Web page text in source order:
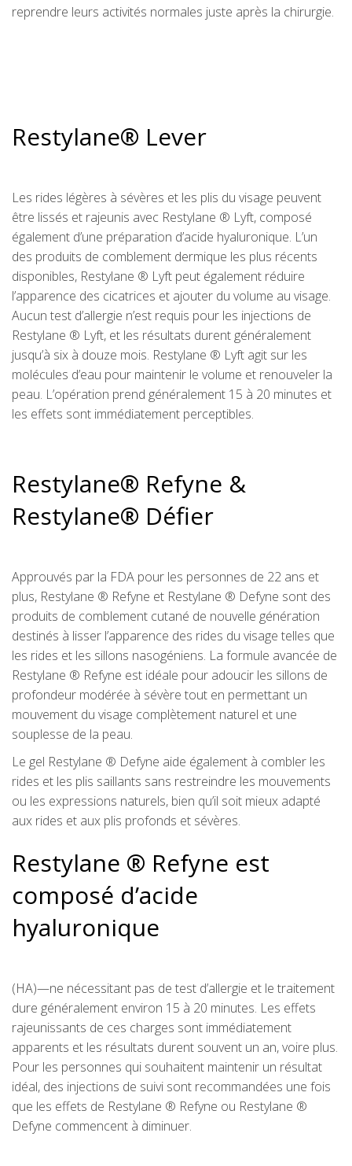
reprendre leurs activités normales juste après la chirurgie.
Restylane® Lever
Les rides légères à sévères et les plis du visage peuvent
être lissés et rajeunis avec Restylane ® Lyft, composé
également d’une préparation d’acide hyaluronique. L’un
des produits de comblement dermique les plus récents
disponibles, Restylane ® Lyft peut également réduire
l’apparence des cicatrices et ajouter du volume au visage.
Aucun test d’allergie n’est requis pour les injections de
Restylane ® Lyft, et les résultats durent généralement
jusqu’à six à douze mois. Restylane ® Lyft agit sur les
molécules d’eau pour maintenir le volume et renouveler la
peau. L’opération prend généralement 15 à 20 minutes et
les effets sont immédiatement perceptibles.
Restylane® Refyne &
Restylane® Défier
Approuvés par la FDA pour les personnes de 22 ans et
plus, Restylane ® Refyne et Restylane ® Defyne sont des
produits de comblement cutané de nouvelle génération
destinés à lisser l’apparence des rides du visage telles que
les rides et les sillons nasogéniens. La formule avancée de
Restylane ® Refyne est idéale pour adoucir les sillons de
profondeur modérée à sévère tout en permettant un
mouvement du visage complètement naturel et une
souplesse de la peau.
Le gel Restylane ® Defyne aide également à combler les
rides et les plis saillants sans restreindre les mouvements
ou les expressions naturels, bien qu’il soit mieux adapté
aux rides et aux plis profonds et sévères.
Restylane ® Refyne est
composé d’acide
hyaluronique
(HA)—ne nécessitant pas de test d’allergie et le traitement
dure généralement environ 15 à 20 minutes. Les effets
rajeunissants de ces charges sont immédiatement
apparents et les résultats durent souvent un an, voire plus.
Pour les personnes qui souhaitent maintenir un résultat
idéal, des injections de suivi sont recommandées une fois
que les effets de Restylane ® Refyne ou Restylane ®
Defyne commencent à diminuer.